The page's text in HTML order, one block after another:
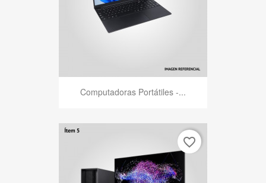
Computadoras Portátiles -...
favorite_border